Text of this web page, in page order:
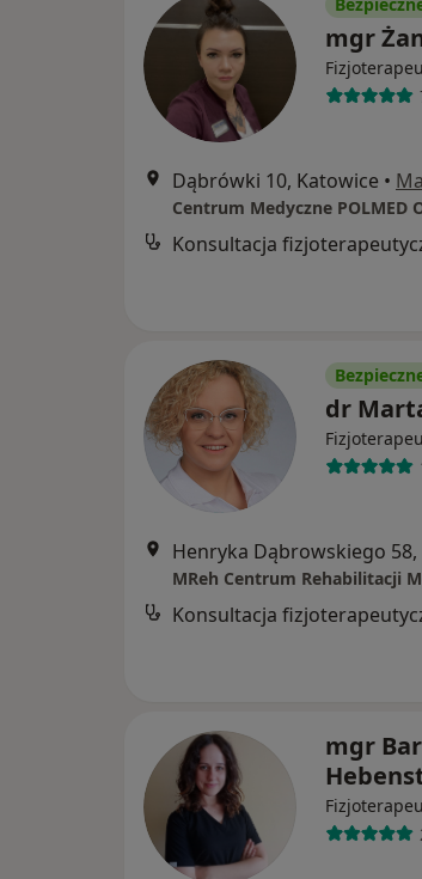
mgr
Dąbrówki 10, Katowice •
Centrum Medyczne POLMED
Konsultacja
dr
Henryka Dąbrowskiego
MReh Centrum Rehabilitacji
Konsultacja
mgr